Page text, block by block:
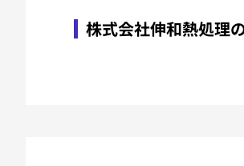
株式会社伸和熱処理